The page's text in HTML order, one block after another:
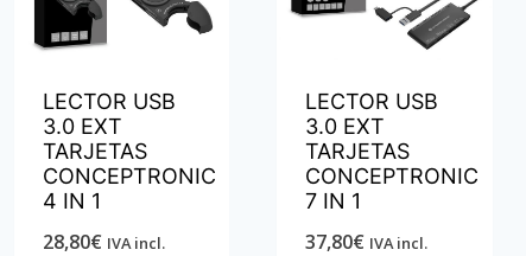
LECTOR USB
3.0 EXT
TARJETAS
CONCEPTRONIC
4 IN 1
28,80€ IVA incl.
LECTOR USB
3.0 EXT
TARJETAS
CONCEPTRONIC
7 IN 1
37,80€ IVA incl.